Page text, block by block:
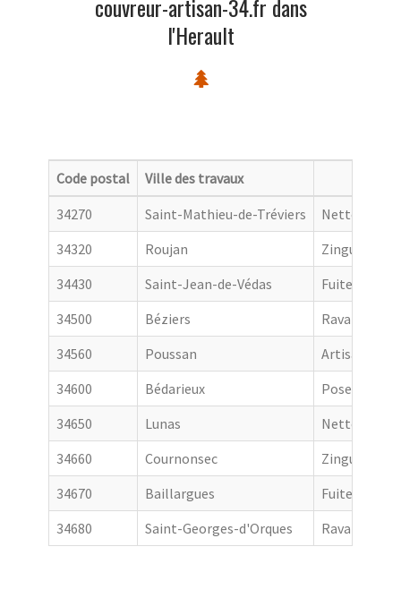
couvreur-artisan-34.fr dans
l'Herault
Code postal Ville des travaux
34270
Saint-Mathieu-de-Tréviers
Nettoyage
34320
Roujan
Zingueur
34430
Saint-Jean-de-Védas
Fuite toiture
34500
Béziers
Ravalement
34560
Poussan
Artisan
34600
Bédarieux
Pose de
34650
Lunas
Nettoyage
34660
Cournonsec
Zingueur
34670
Baillargues
Fuite toiture
34680
Saint-Georges-d'Orques Ravalement